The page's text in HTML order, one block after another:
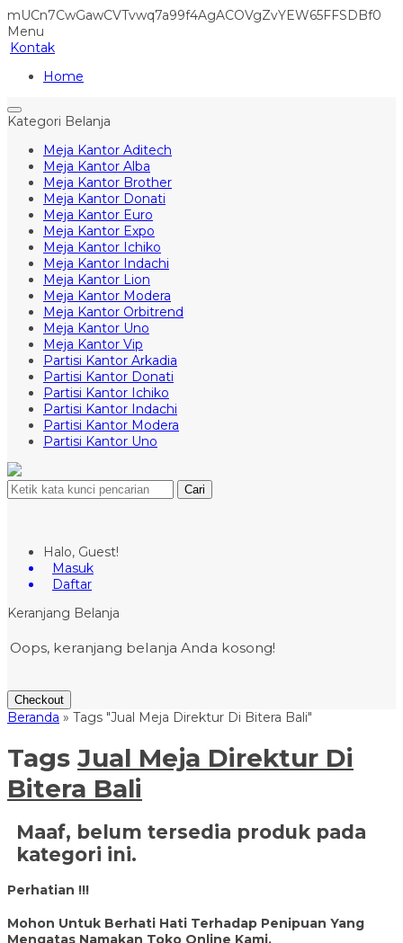
mUCn7CwGawCVTvwq7a99f4AgACOVgZvYEW65FFSDBf0
Menu
Kontak
Home
Kategori Belanja
Meja Kantor Aditech
Meja Kantor Alba
Meja Kantor Brother
Meja Kantor Donati
Meja Kantor Euro
Meja Kantor Expo
Meja Kantor Ichiko
Meja Kantor Indachi
Meja Kantor Lion
Meja Kantor Modera
Meja Kantor Orbitrend
Meja Kantor Uno
Meja Kantor Vip
Partisi Kantor Arkadia
Partisi Kantor Donati
Partisi Kantor Ichiko
Partisi Kantor Indachi
Partisi Kantor Modera
Partisi Kantor Uno
Cari
Halo, Guest!
Masuk
Daftar
Keranjang Belanja
Oops, keranjang belanja Anda kosong!
Checkout
Beranda » Tags "Jual Meja Direktur Di Bitera Bali"
Tags Jual Meja Direktur Di
Bitera Bali
Maaf, belum tersedia produk pada
kategori ini.
Perhatian !!!
Mohon Untuk Berhati Hati Terhadap Penipuan Yang
Mengatas Namakan Toko Online Kami.